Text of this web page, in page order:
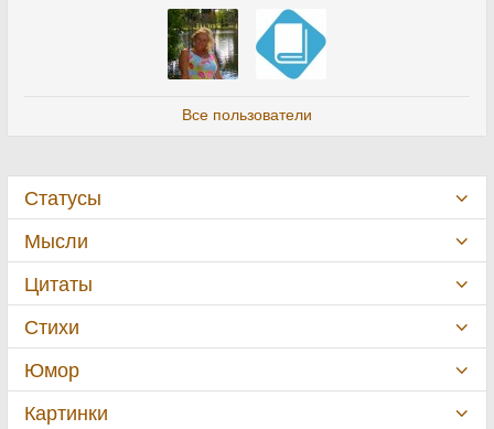
Все пользователи
Статусы
Мысли
Цитаты
Стихи
Юмор
Картинки